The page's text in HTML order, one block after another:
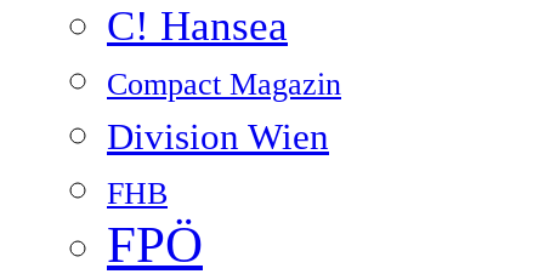
C! Hansea
Compact Magazin
Division Wien
FHB
FPÖ